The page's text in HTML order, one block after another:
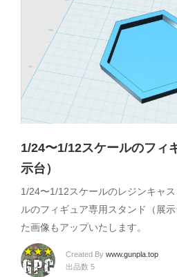
1/24〜1/12スケールのフィ
示台）
1/24〜1/12スケールのレジンキャ
ルのフィギュア専用スタンド（展
た画像もアップいたします。
Created By www.gunpla.top
出品数 5